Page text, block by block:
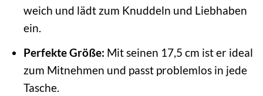
weich und lädt zum Knuddeln und Liebhaben
ein.
Perfekte Größe: Mit seinen 17,5 cm ist er ideal
zum Mitnehmen und passt problemlos in jede
Tasche.